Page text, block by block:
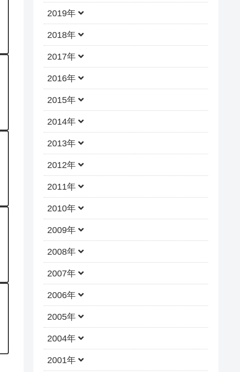
2019年
2018年
2017年
2016年
2015年
2014年
2013年
2012年
2011年
2010年
2009年
2008年
2007年
2006年
2005年
2004年
2001年